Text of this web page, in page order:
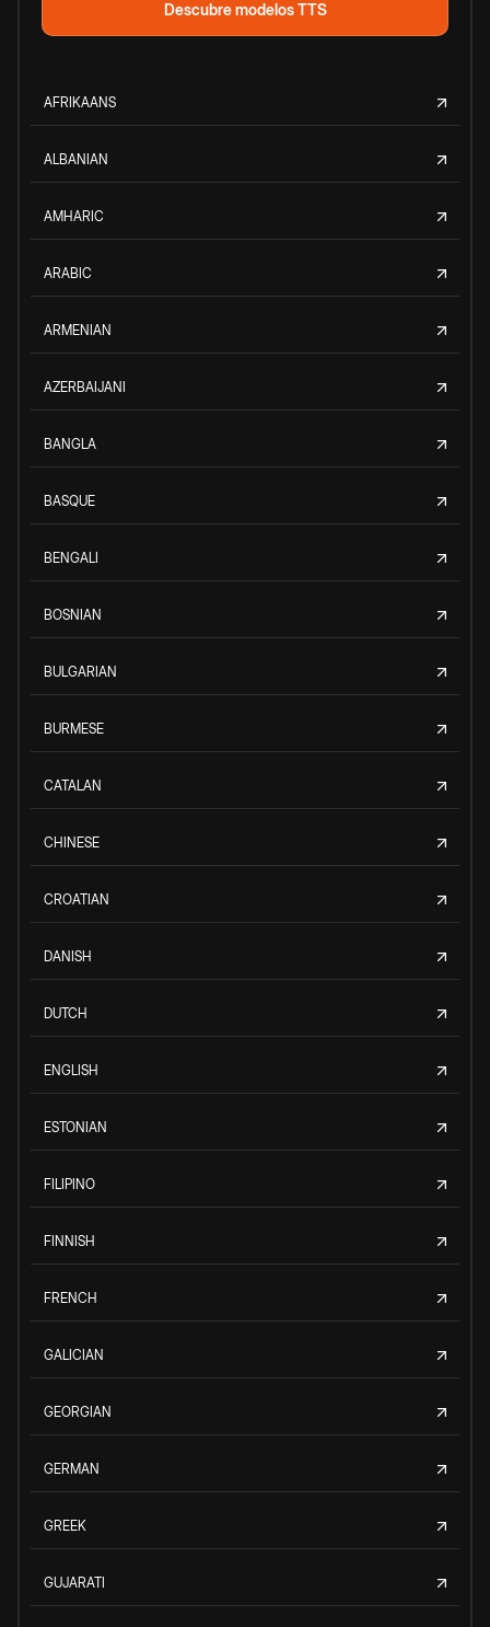
Descubre modelos TTS
AFRIKAANS
ALBANIAN
AMHARIC
ARABIC
ARMENIAN
AZERBAIJANI
BANGLA
BASQUE
BENGALI
BOSNIAN
BULGARIAN
BURMESE
CATALAN
CHINESE
CROATIAN
DANISH
DUTCH
ENGLISH
ESTONIAN
FILIPINO
FINNISH
FRENCH
GALICIAN
GEORGIAN
GERMAN
GREEK
GUJARATI